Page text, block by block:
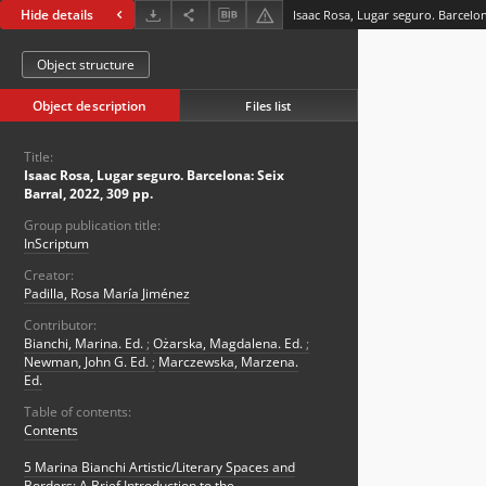
Hide details
Object structure
Object description Files list
Title:
Isaac Rosa, Lugar seguro. Barcelona: Seix
Barral, 2022, 309 pp.
Group publication title:
InScriptum
Creator:
Padilla, Rosa María Jiménez
Contributor:
Bianchi, Marina. Ed. ; Ożarska, Magdalena. Ed. ;
Newman, John G. Ed. ; Marczewska, Marzena.
Ed.
Table of contents:
Contents
5 Marina Bianchi Artistic/Literary Spaces and